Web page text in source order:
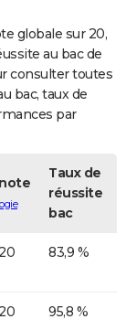
globale sur 20,
au bac de
consulter toutes
bac, taux de
par
Taux de
réussite
bac
83,9 %
95,8 %